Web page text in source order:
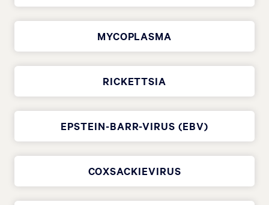
MYCOPLASMA
RICKETTSIA
EPSTEIN-BARR-VIRUS (EBV)
COXSACKIEVIRUS